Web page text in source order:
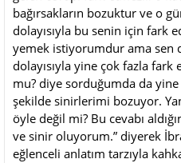
bağırsakların bozuktur ve o
dolayısıyla bu senin için fark
yemek istiyorumdur ama sen
dolayısıyla yine çok fazla
mu? diye sorduğumda da yine
şekilde sinirlerimi bozuyor.
öyle değil mi? Bu cevabı
ve sinir oluyorum.” diyerek
eğlenceli anlatım tarzıyla